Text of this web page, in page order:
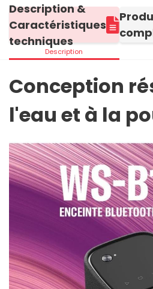
Description &
Caractéristiques
techniques
Description
Conception
l'eau et à la